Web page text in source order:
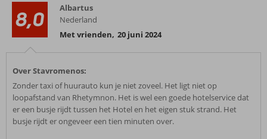
8,0
Albartus
Nederland
Met vrienden, 20 juni 2024
Over Stavromenos:
Zonder taxi of huurauto kun je niet zoveel. Het ligt niet op
loopafstand van Rhetymnon. Het is wel een goede hotelservice dat
er een busje rijdt tussen het Hotel en het eigen stuk strand. Het
busje rijdt er ongeveer een tien minuten over.